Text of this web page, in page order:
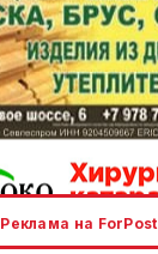
Реклама на ForPost